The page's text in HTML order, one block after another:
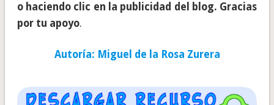
o haciendo clic en la publicidad del blog. Gracias
por tu apoyo.
Autoría: Miguel de la Rosa Zurera